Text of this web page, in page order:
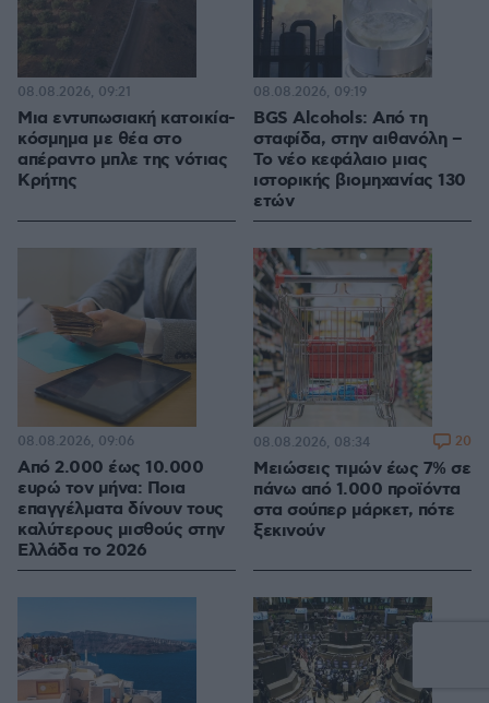
Μια εντυπωσιακή κατοικία-
κόσμημα με θέα στο
απέραντο μπλε της νότιας
Κρήτης
08.08.2026, 09:21
BGS Alcohols: Από τη
σταφίδα, στην αιθανόλη –
Το νέο κεφάλαιο μιας
ιστορικής βιομηχανίας 130
ετών
08.08.2026, 09:19
Από 2.000 έως 10.000
ευρώ τον μήνα: Ποια
επαγγέλματα δίνουν τους
καλύτερους μισθούς στην
Ελλάδα το 2026
08.08.2026, 09:06
Μειώσεις τιμών έως 7% σε
πάνω από 1.000 προϊόντα
στα σούπερ μάρκετ, πότε
ξεκινούν
08.08.2026, 08:34 20